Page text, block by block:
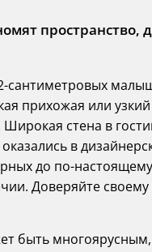
пространство,
сантиметровых
прихожая или
стена в
в
до по-
Доверяйте
быть многоярусным,